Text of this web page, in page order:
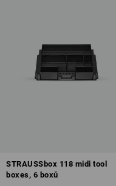
STRAUSSbox 118 midi tool
boxes, 6 boxů